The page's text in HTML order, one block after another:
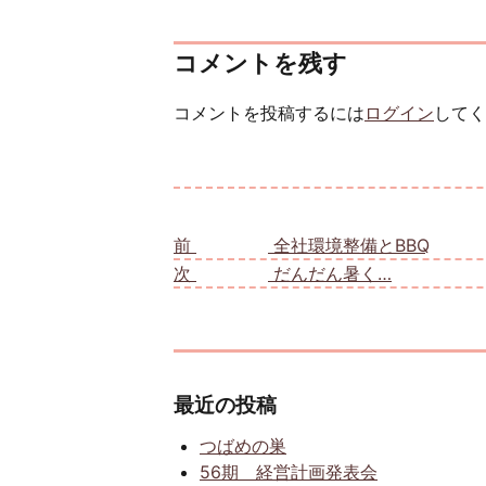
コメントを残す
コメントを投稿するには ログイン して
前
全社環境整備とBBQ
次
だんだん暑く…
最近の投稿
つばめの巣
56期 経営計画発表会